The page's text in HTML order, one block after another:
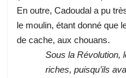
En outre, Cadoudal a pu
le moulin, étant donné que
de cache, aux chouans.
Sous la Révolution,
riches, puisqu’ils